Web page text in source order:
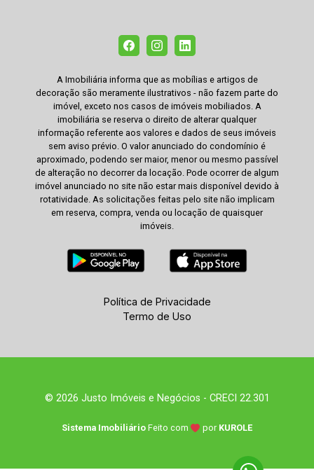
A Imobiliária informa que as mobílias e artigos de
decoração são meramente ilustrativos - não fazem parte do
imóvel, exceto nos casos de imóveis mobiliados. A
imobiliária se reserva o direito de alterar qualquer
informação referente aos valores e dados de seus imóveis
sem aviso prévio. O valor anunciado do condomínio é
aproximado, podendo ser maior, menor ou mesmo passível
de alteração no decorrer da locação. Pode ocorrer de algum
imóvel anunciado no site não estar mais disponível devido à
rotatividade. As solicitações feitas pelo site não implicam
em reserva, compra, venda ou locação de quaisquer
imóveis.
Política de Privacidade
Termo de Uso
© 2026 Justo Imóveis e Negócios - CRECI 22.301
Sistema Imobiliário Feito com por KUROLE